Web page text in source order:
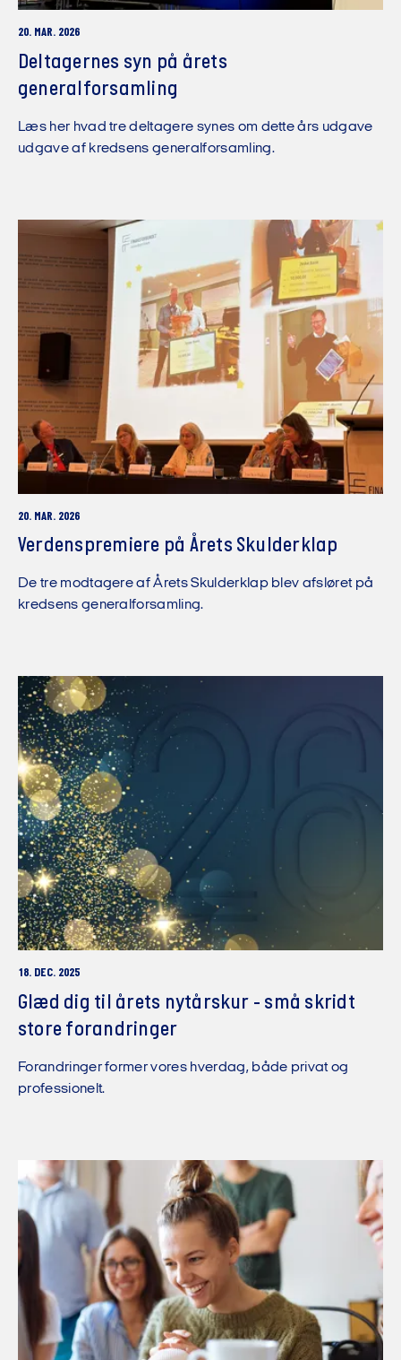
20. MAR. 2026
Deltagernes syn på årets
generalforsamling
Læs her hvad tre deltagere synes om dette års udgave
udgave af kredsens generalforsamling.
20. MAR. 2026
Verdenspremiere på Årets Skulderklap
De tre modtagere af Årets Skulderklap blev afsløret på
kredsens generalforsamling.
18. DEC. 2025
Glæd dig til årets nytårskur - små skridt
store forandringer
Forandringer former vores hverdag, både privat og
professionelt.